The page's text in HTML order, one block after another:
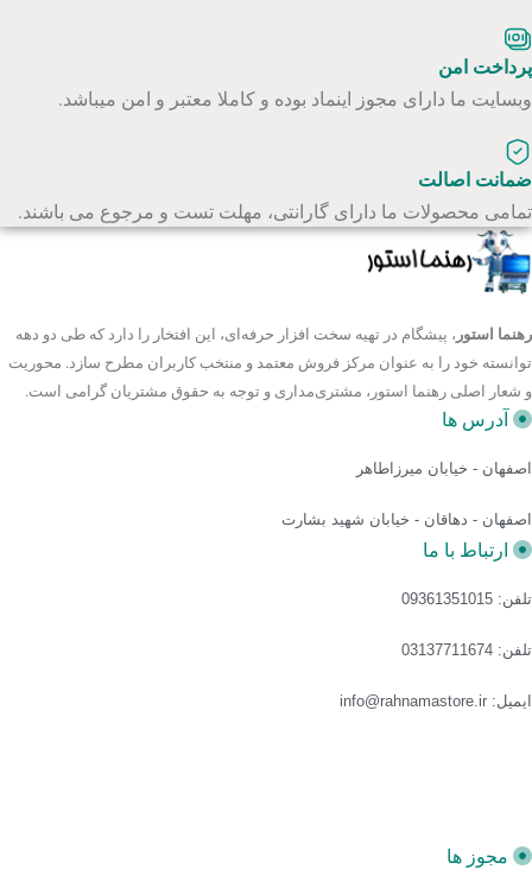
پرداخت امن
وبسایت ما دارای مجوز اینماد بوده و کاملا معتبر و امن میباشد.
ضمانت اصالت
تمامی محصولات ما دارای گارانتی، مهلت تست و مرجوع می باشند.
رهنما استور ، پیشگام در تهیه سخت افزار حرفه‌ای، این افتخار را دارد که طی دو دهه
توانسته خود را به عنوان مرکز فروش معتمد و منتخب کاربران مطرح سازد. محوریت
و شعار اصلی رهنما استور، مشتری‌مداری و توجه به حقوق مشتریان گرامی است.
آدرس ها
اصفهان - خیابان میرزاطاهر
اصفهان - دهاقان - خیابان شهید بشارت
ارتباط با ما
تلفن: 09361351015
تلفن: 03137711674
ایمیل: info@rahnamastore.ir
مجوز ها